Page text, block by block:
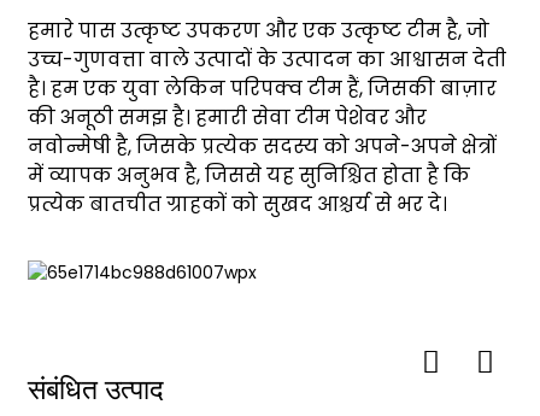
हमारे पास उत्कृष्ट उपकरण और एक उत्कृष्ट टीम है, जो
उच्च-गुणवत्ता वाले उत्पादों के उत्पादन का आश्वासन देती
है। हम एक युवा लेकिन परिपक्व टीम हैं, जिसकी बाज़ार
की अनूठी समझ है। हमारी सेवा टीम पेशेवर और
नवोन्मेषी है, जिसके प्रत्येक सदस्य को अपने-अपने क्षेत्रों
में व्यापक अनुभव है, जिससे यह सुनिश्चित होता है कि
प्रत्येक बातचीत ग्राहकों को सुखद आश्चर्य से भर दे।
संबंधित उत्पाद